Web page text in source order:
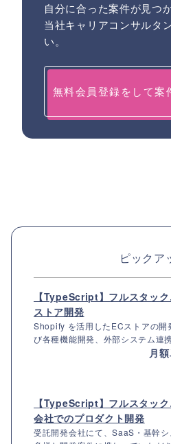
自分に合った案件が見つ
当社キャリアコンサルタ
い。
無料会員登録をして案
ピックア
【TypeScript】フルスタッ
ストア開発
Shopify を活用したECストアの開
び各種機能開発、外部システム連
月
【TypeScript】フルスタッ
会社でのプロダクト開発
受託開発会社にて、SaaS・基幹